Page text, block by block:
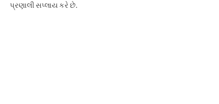
પ્રણાલી સપ્લાય કરે છે.